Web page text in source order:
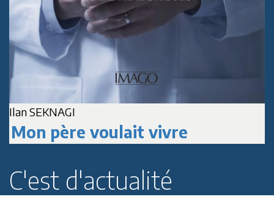
Jean-Marc DELPECH
Paul Roussenq
C'est d'actualité